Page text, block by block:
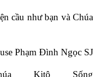
cầu như bạn và Chúa
Phạm Đình Ngọc SJ
Kitô Sống